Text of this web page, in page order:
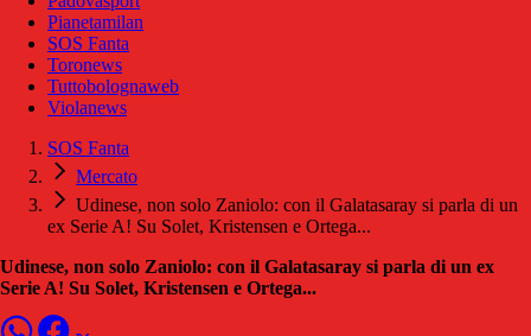
Pianetamilan
SOS Fanta
Toronews
Tuttobolognaweb
Violanews
SOS Fanta
Mercato
Udinese, non solo Zaniolo: con il Galatasaray si parla di un
ex Serie A! Su Solet, Kristensen e Ortega...
Udinese, non solo Zaniolo: con il Galatasaray si parla di un ex
Serie A! Su Solet, Kristensen e Ortega...